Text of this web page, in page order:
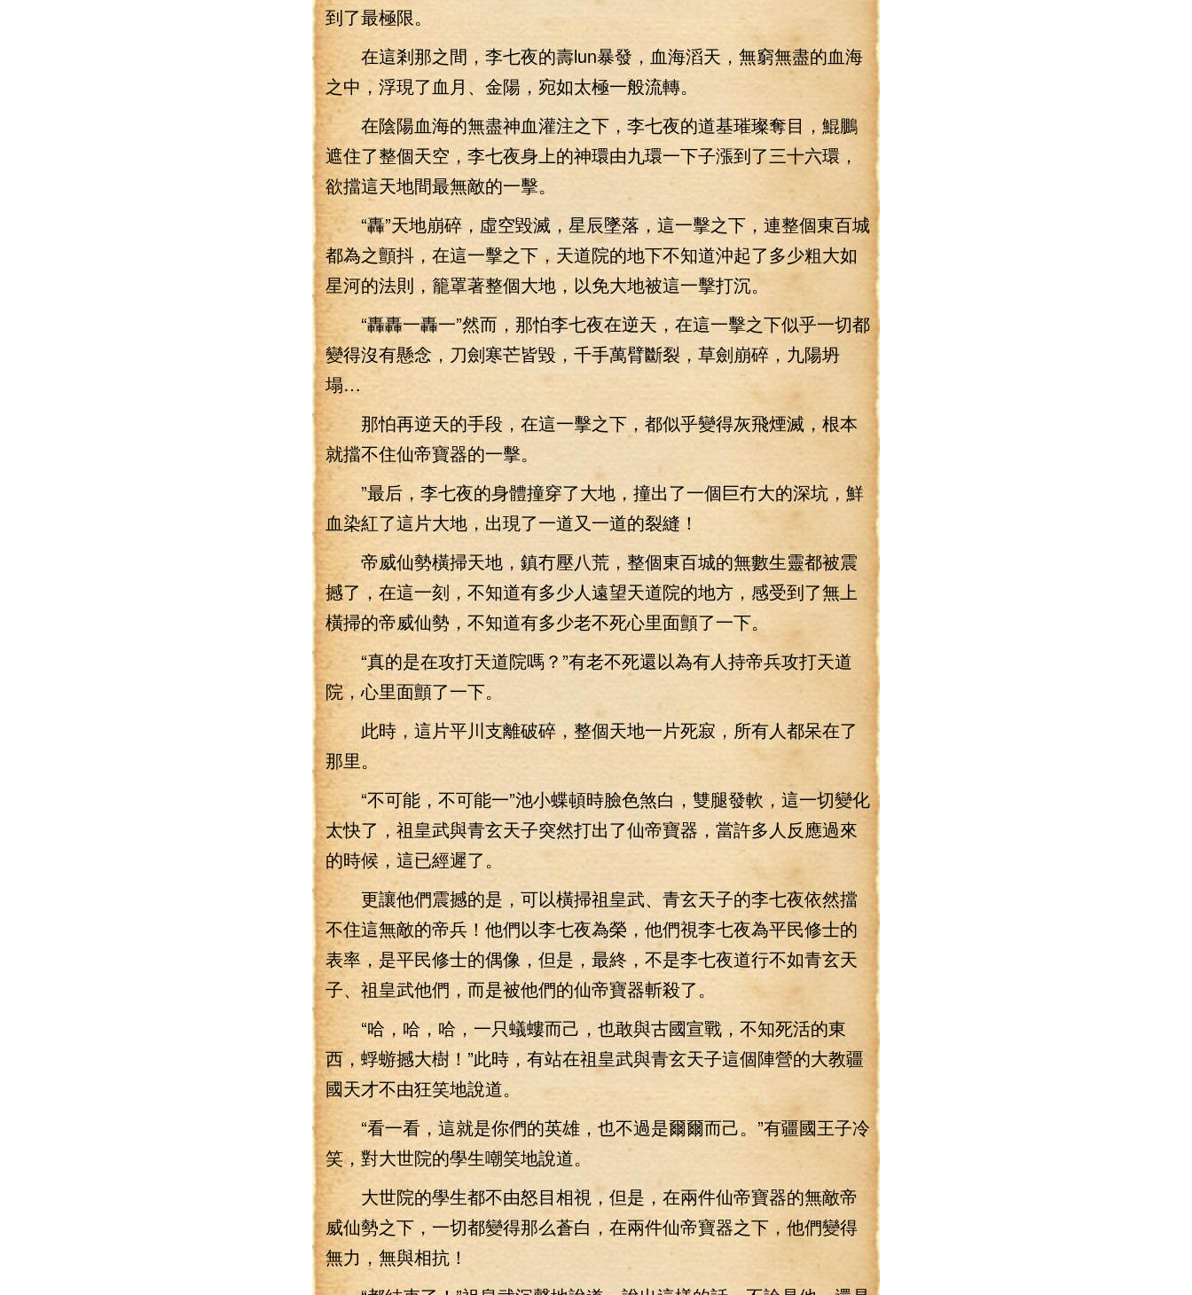
到了最極限。
在這剎那之間，李七夜的壽lun暴發，血海滔天，無窮無盡的血海
之中，浮現了血月、金陽，宛如太極一般流轉。
在陰陽血海的無盡神血灌注之下，李七夜的道基璀璨奪目，鯤鵬
遮住了整個天空，李七夜身上的神環由九環一下子漲到了三十六環，
欲擋這天地間最無敵的一擊。
“轟”天地崩碎，虛空毀滅，星辰墜落，這一擊之下，連整個東百城
都為之顫抖，在這一擊之下，天道院的地下不知道沖起了多少粗大如
星河的法則，籠罩著整個大地，以免大地被這一擊打沉。
“轟轟一轟一”然而，那怕李七夜在逆天，在這一擊之下似乎一切都
變得沒有懸念，刀劍寒芒皆毀，千手萬臂斷裂，草劍崩碎，九陽坍
塌…
那怕再逆天的手段，在這一擊之下，都似乎變得灰飛煙滅，根本
就擋不住仙帝寶器的一擊。
”最后，李七夜的身體撞穿了大地，撞出了一個巨冇大的深坑，鮮
血染紅了這片大地，出現了一道又一道的裂縫！
帝威仙勢橫掃天地，鎮冇壓八荒，整個東百城的無數生靈都被震
撼了，在這一刻，不知道有多少人遠望天道院的地方，感受到了無上
橫掃的帝威仙勢，不知道有多少老不死心里面顫了一下。
“真的是在攻打天道院嗎？”有老不死還以為有人持帝兵攻打天道
院，心里面顫了一下。
此時，這片平川支離破碎，整個天地一片死寂，所有人都呆在了
那里。
“不可能，不可能一”池小蝶頓時臉色煞白，雙腿發軟，這一切變化
太快了，祖皇武與青玄天子突然打出了仙帝寶器，當許多人反應過來
的時候，這已經遲了。
更讓他們震撼的是，可以橫掃祖皇武、青玄天子的李七夜依然擋
不住這無敵的帝兵！他們以李七夜為榮，他們視李七夜為平民修士的
表率，是平民修士的偶像，但是，最終，不是李七夜道行不如青玄天
子、祖皇武他們，而是被他們的仙帝寶器斬殺了。
“哈，哈，哈，一只蟻螻而己，也敢與古國宣戰，不知死活的東
西，蜉蝣撼大樹！”此時，有站在祖皇武與青玄天子這個陣營的大教疆
國天才不由狂笑地說道。
“看一看，這就是你們的英雄，也不過是爾爾而己。”有疆國王子冷
笑，對大世院的學生嘲笑地說道。
大世院的學生都不由怒目相視，但是，在兩件仙帝寶器的無敵帝
威仙勢之下，一切都變得那么蒼白，在兩件仙帝寶器之下，他們變得
無力，無與相抗！